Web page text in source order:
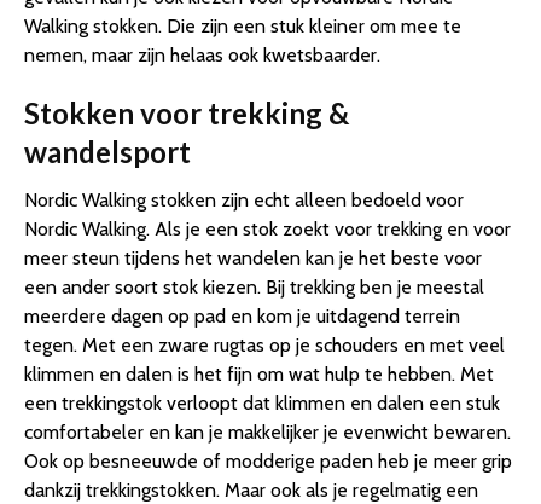
Walking stokken. Die zijn een stuk kleiner om mee te
nemen, maar zijn helaas ook kwetsbaarder.
Stokken voor trekking &
wandelsport
Nordic Walking stokken zijn echt alleen bedoeld voor
Nordic Walking. Als je een stok zoekt voor trekking en voor
meer steun tijdens het wandelen kan je het beste voor
een ander soort stok kiezen. Bij trekking ben je meestal
meerdere dagen op pad en kom je uitdagend terrein
tegen. Met een zware rugtas op je schouders en met veel
klimmen en dalen is het fijn om wat hulp te hebben. Met
een trekkingstok verloopt dat klimmen en dalen een stuk
comfortabeler en kan je makkelijker je evenwicht bewaren.
Ook op besneeuwde of modderige paden heb je meer grip
dankzij trekkingstokken. Maar ook als je regelmatig een